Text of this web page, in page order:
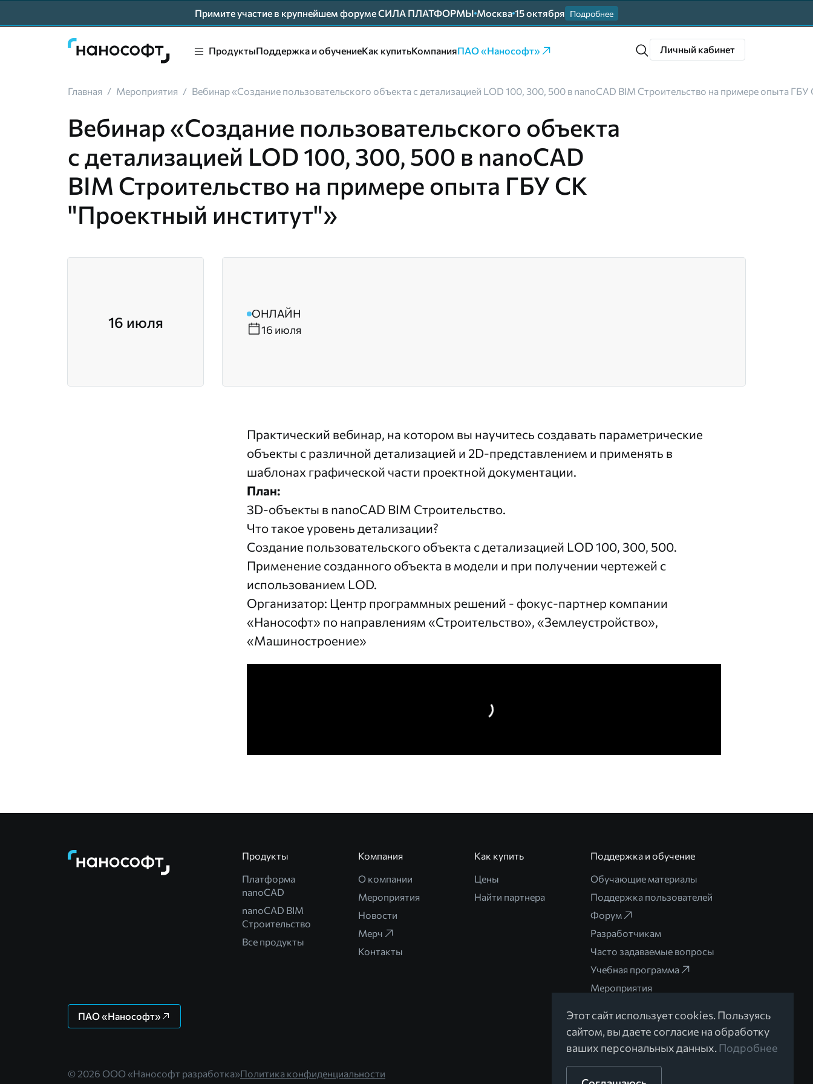
Примите участие в крупнейшем форуме СИЛА ПЛАТФОРМЫ Москва 15 октября Подробнее
ПродуктыПоддержка и обучениеКак купитьКомпанияПАО «Нанософт» Личный кабинет
Главная / Мероприятия / Вебинар «Создание пользовательского объекта с детализацией LOD 100, 300, 500 в nanoCAD BIM Строительство на примере опыта
Вебинар «Создание пользовательского объекта
с детализацией LOD 100, 300, 500 в nanoCAD
BIM Строительство на примере опыта ГБУ СК
"Проектный институт"»
16 июля
ОНЛАЙН
16 июля
Практический вебинар, на котором вы научитесь создавать параметрические
объекты с различной детализацией и 2D-представлением и применять в
шаблонах графической части проектной документации.
План:
3D-объекты в nanoCAD BIM Строительство.
Что такое уровень детализации?
Создание пользовательского объекта с детализацией LOD 100, 300, 500.
Применение созданного объекта в модели и при получении чертежей с
использованием LOD.
Организатор: Центр программных решений - фокус-партнер компании
«Нанософт» по направлениям «Строительство», «Землеустройство»,
«Машиностроение»
ПАО «Нанософт»
Продукты
Платформа
nanoCAD
nanoCAD BIM
Строительство
Все продукты
Компания
О компании
Мероприятия
Новости
Мерч
Контакты
Как купить
Цены
Найти партнера
Поддержка и обучение
Обучающие материалы
Поддержка пользователей
Форум
Разработчикам
Часто задаваемые вопросы
Учебная программа
Мероприятия
© 2026 ООО «Нанософт разработка»Политика конфиденциальности
Этот сайт использует cookies. Пользуясь
сайтом, вы даете согласие на обработку
ваших персональных данных.Подробнее